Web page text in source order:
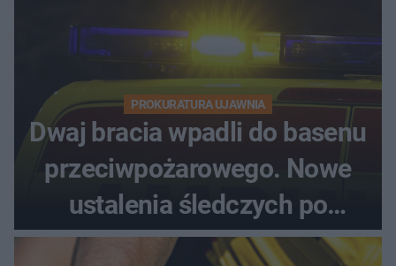
PROKURATURA UJAWNIA
Dwaj bracia wpadli do basenu
przeciwpożarowego. Nowe
ustalenia śledczych po
dramatycznej akcji